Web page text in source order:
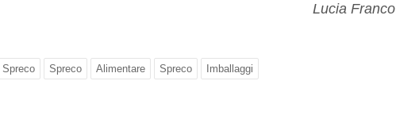
Lucia Franco
Spreco Spreco Alimentare Spreco Imballaggi